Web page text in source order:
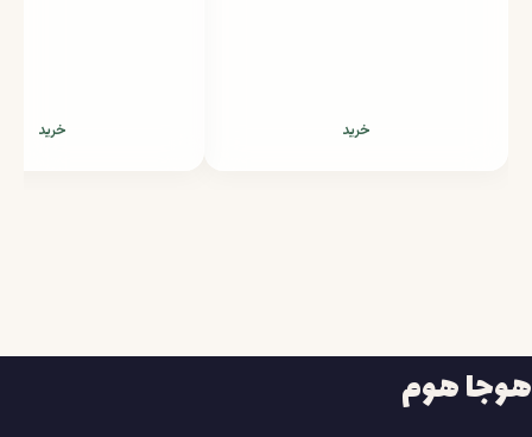
خرید خرید
هوجا هوم